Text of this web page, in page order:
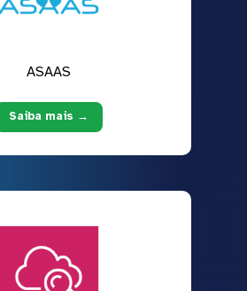
ASAAS
Saiba mais →